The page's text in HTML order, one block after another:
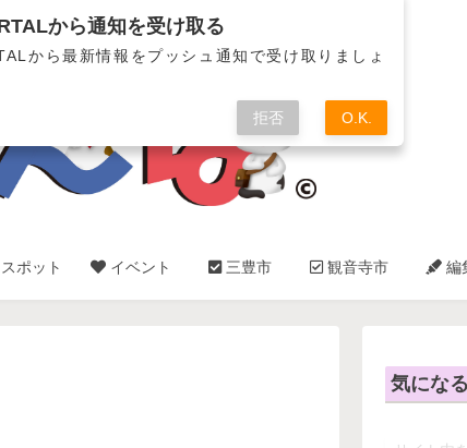
観音寺市✿総合情報サイト
スポット イベント 三豊市 観音寺市 編
気にな
から通知を受け取る
から最新情報をプッシュ通知で受け取りましょ
拒否 O.K.